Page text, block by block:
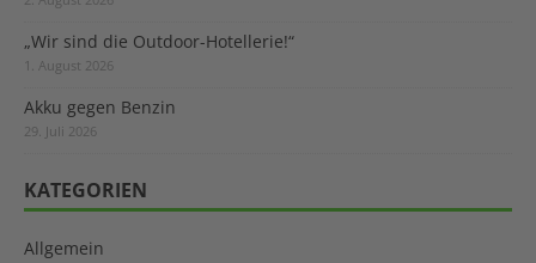
„Wir sind die Outdoor-Hotellerie!“
1. August 2026
Akku gegen Benzin
29. Juli 2026
KATEGORIEN
Allgemein